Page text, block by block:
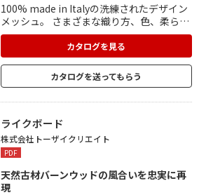
100% made in Italyの洗練されたデザイン
メッシュ。 さまざまな織り方、色、柔らか
さ、太さがあり、テクスチャーも多岐にわ
たるため、いろいろな場所や用途で使用す
ることができます。 透過性と柔軟性を活か
しカーテンや間仕切りとして、意匠性と自
由度の高さを活かし天井装飾として、空間
る場所でも使用可能。 イメージしやすい施
工事例も多数掲載。
カタログを見る
カタログを送ってもらう
ライクボード
株式会社トーザイクリエイト
PDF
天然古材バーンウッドの風合いを忠実に再
現